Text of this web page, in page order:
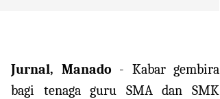
Jurnal, Manado - Kabar gembira
bagi tenaga guru SMA dan SMK